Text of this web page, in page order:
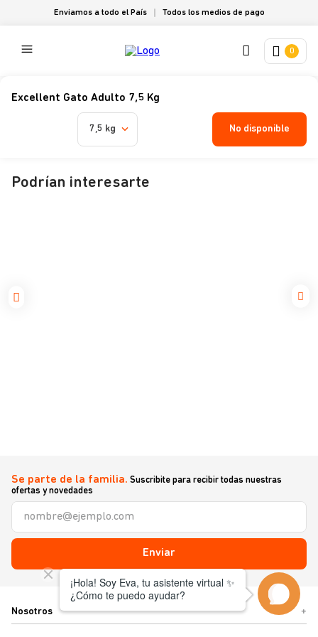
Enviamos a todo el País Todos los medios de pago
0
Excellent Gato Adulto 7,5 Kg
7,5 kg No disponible
Podrían interesarte
Se parte de la familia. Suscribite para recibir todas nuestras
ofertas y novedades
Enviar
Nosotros +